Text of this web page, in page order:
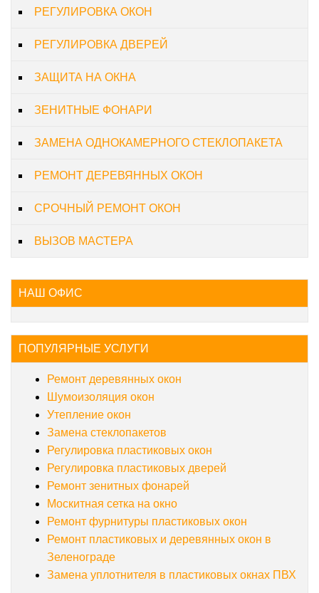
РЕГУЛИРОВКА ОКОН
РЕГУЛИРОВКА ДВЕРЕЙ
ЗАЩИТА НА ОКНА
ЗЕНИТНЫЕ ФОНАРИ
ЗАМЕНА ОДНОКАМЕРНОГО СТЕКЛОПАКЕТА
РЕМОНТ ДЕРЕВЯННЫХ ОКОН
СРОЧНЫЙ РЕМОНТ ОКОН
ВЫЗОВ МАСТЕРА
НАШ ОФИС
ПОПУЛЯРНЫЕ УСЛУГИ
Ремонт деревянных окон
Шумоизоляция окон
Утепление окон
Замена стеклопакетов
Регулировка пластиковых окон
Регулировка пластиковых дверей
Ремонт зенитных фонарей
Москитная сетка на окно
Ремонт фурнитуры пластиковых окон
Ремонт пластиковых и деревянных окон в
Зеленограде
Замена уплотнителя в пластиковых окнах ПВХ